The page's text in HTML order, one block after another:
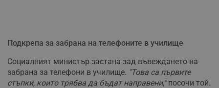
Подкрепа за забрана на телефоните в училище
Социалният министър застана зад въвеждането на
забрана за телефони в училище. "Това са първите
стъпки, които трябва да бъдат направени,"посочи той.